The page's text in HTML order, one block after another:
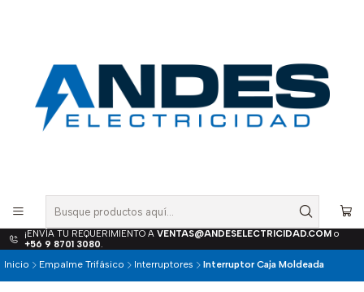
¡ENVÍA TU REQUERIMIENTO A VENTAS@ANDESELECTRICIDAD.COMo
+56 9 8701 3080.
Inicio
Empalme Trifásico Interruptores Interruptor Caja Moldeada